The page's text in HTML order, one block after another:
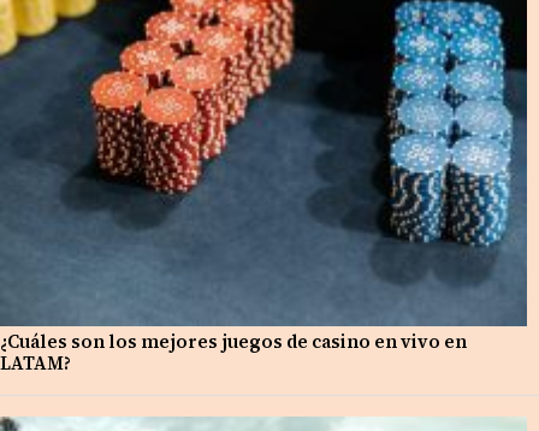
¿Cuáles son los mejores juegos de casino en vivo en
LATAM?